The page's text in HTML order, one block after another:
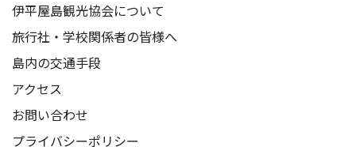
伊平屋島観光協会について
旅行社・学校関係者の皆様へ
島内の交通手段
アクセス
お問い合わせ
プライバシーポリシー